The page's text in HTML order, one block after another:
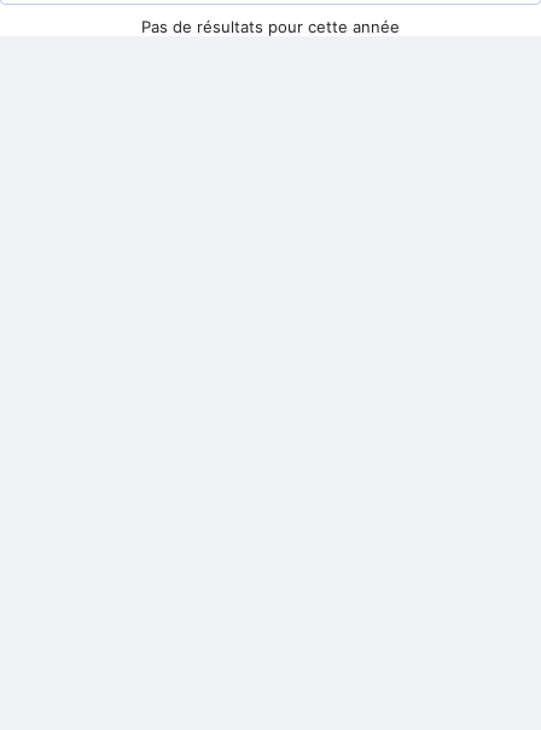
Pas de résultats pour cette année